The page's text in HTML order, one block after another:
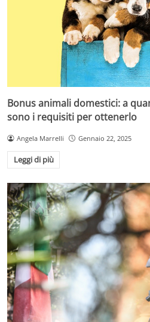
Bonus animali domestici: a
sono i requisiti per ottenerlo
Angela Marrelli Gennaio 22, 2025
Leggi di più